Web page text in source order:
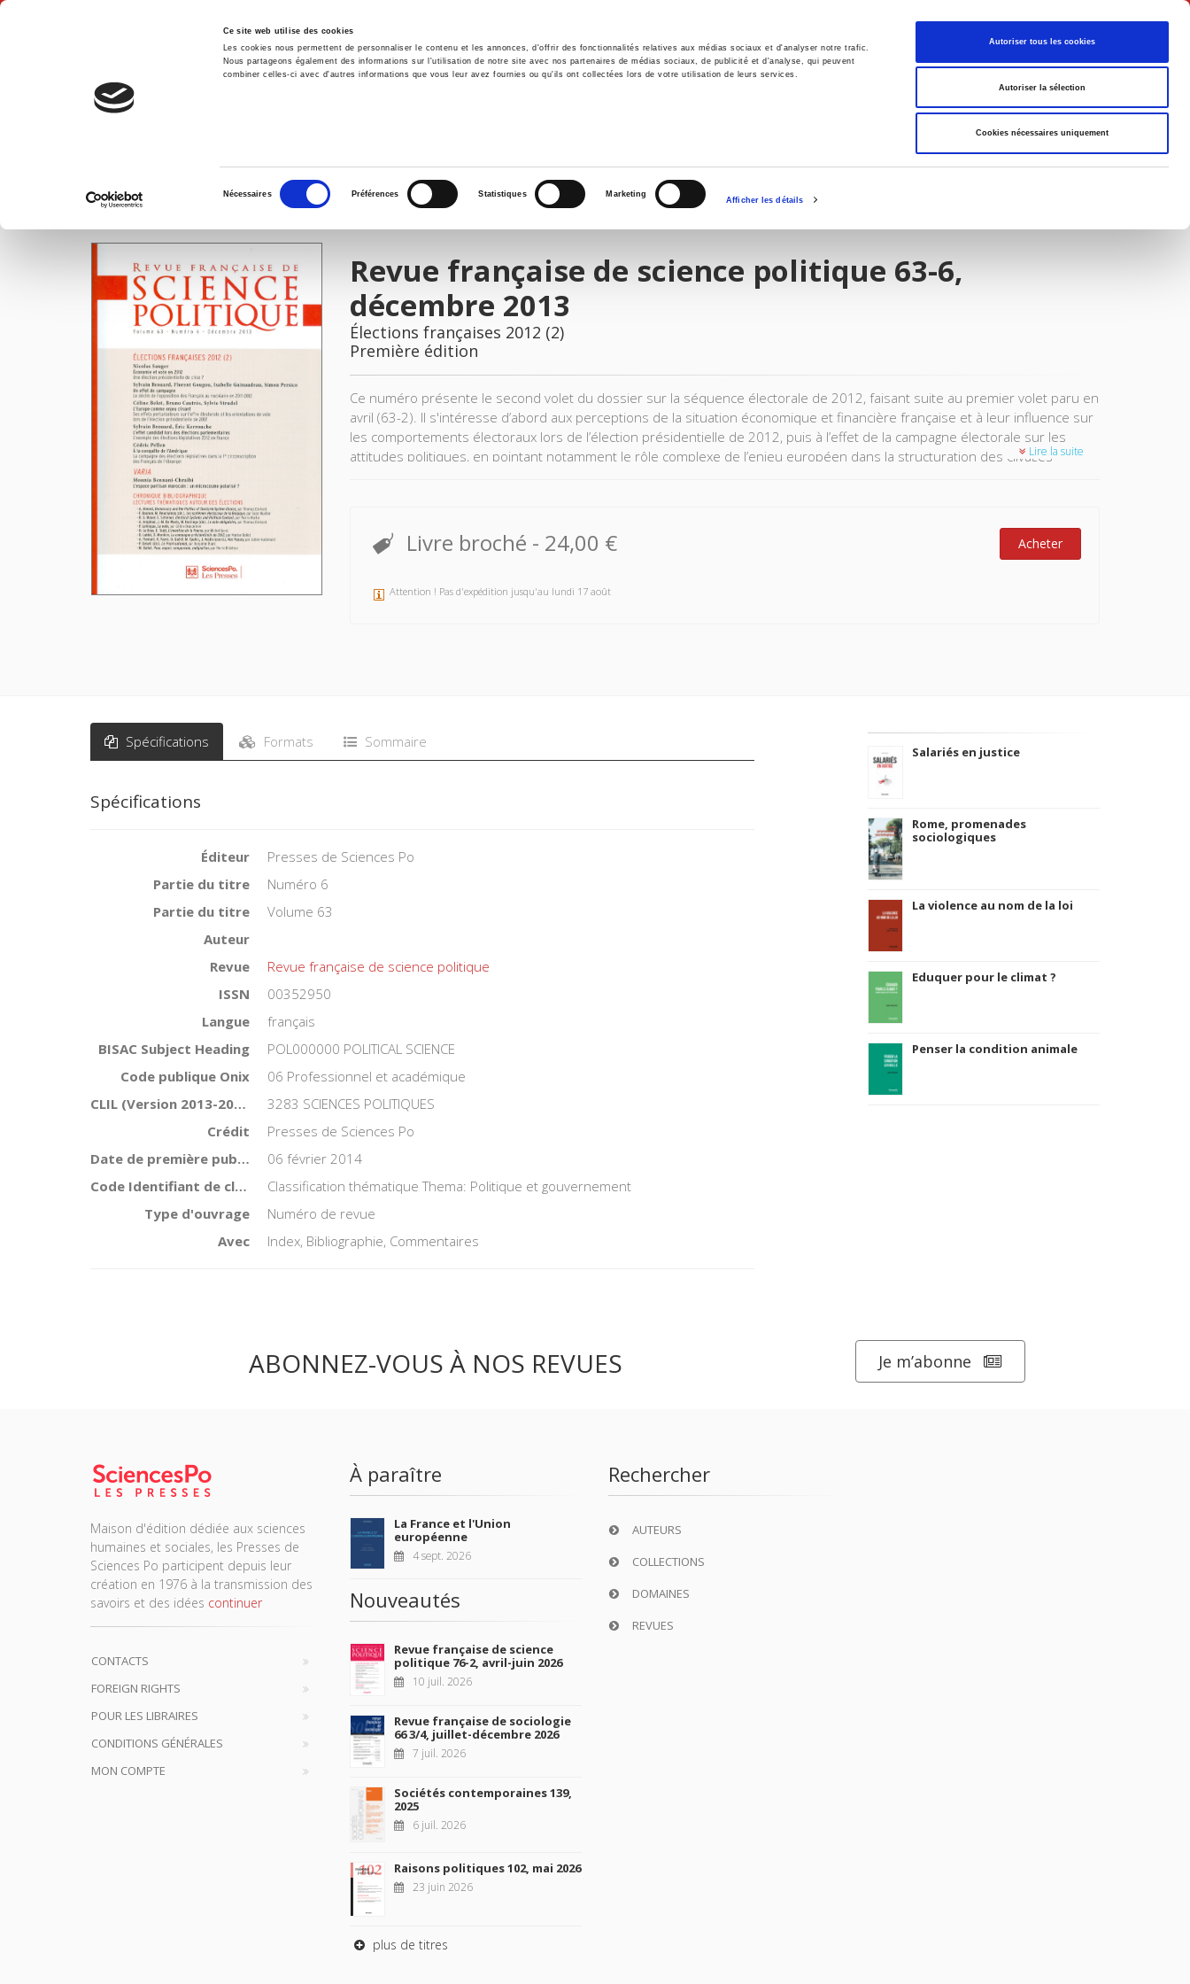
Ce site web utilise des cookies
Les cookies nous permettent de personnaliser le contenu et les annonces, d'offrir des fonctionnalités relatives aux médias sociaux et d'analyser notre trafic.
Nous partageons également des informations sur l'utilisation de notre site avec nos partenaires de médias sociaux, de publicité et d'analyse, qui peuvent
combiner celles-ci avec d'autres informations que vous leur avez fournies ou qu'ils ont collectées lors de votre utilisation de leurs services.
consentement
Nécessaires Préférences Statistiques Marketing
Afficher les détails
Autoriser tous les cookies
Autoriser la sélection
Cookies nécessaires uniquement
Français
Accueil Environnement Histoire International
IMAGES
Revue française de science politique 63-6,
décembre 2013
Élections françaises 2012 (2)
Première édition
Ce numéro présente le second volet du dossier sur la séquence électorale de 2012, faisant suite au premier volet paru en
avril (63-2). Il s'intéresse d’abord aux perceptions de la situation économique et financière française et à leur influence sur
les comportements électoraux lors de l’élection présidentielle de 2012, puis à l’effet de la campagne électorale sur les
attitudes politiques, en pointant notamment le rôle complexe de l’enjeu européen dans la structuration des clivages
Chronique bibliographique accorde une place de choix aux questions électorales.
Lire la suite
Livre broché - 24,00 € Acheter
Attention ! Pas d'expédition jusqu'au lundi 17 août
Spécifications Formats Sommaire
Spécifications
Éditeur
Presses de Sciences Po
Partie du titre
Numéro 6
Partie du titre
Volume 63
Auteur
Revue
Revue française de science politique
ISSN
00352950
Langue
français
BISAC Subject Heading
POL000000 POLITICAL SCIENCE
Code publique Onix
06 Professionnel et académique
CLIL (Version 2013-2019 )
3283 SCIENCES POLITIQUES
Crédit
Presses de Sciences Po
Date de première publication du titre
06 février 2014
Code Identifiant de classement sujet
Classification thématique Thema: Politique et gouvernement
Type d'ouvrage
Numéro de revue
Avec
Index, Bibliographie, Commentaires
Salariés en justice
Rome, promenades
sociologiques
La violence au nom de la loi
Eduquer pour le climat ?
Penser la condition animale
ABONNEZ-VOUS À NOS REVUES Je m’abonne
Maison d'édition dédiée aux sciences
humaines et sociales, les Presses de
Sciences Po participent depuis leur
création en 1976 à la transmission des
savoirs et des idées continuer
CONTACTS
FOREIGN RIGHTS
POUR LES LIBRAIRES
CONDITIONS GÉNÉRALES
MON COMPTE
À paraître
La France et l'Union
européenne
4 sept. 2026
Nouveautés
Revue française de science
politique 76-2, avril-juin 2026
10 juil. 2026
Revue française de sociologie
66 3/4, juillet-décembre 2026
7 juil. 2026
Sociétés contemporaines 139,
2025
6 juil. 2026
Raisons politiques 102, mai 2026
23 juin 2026
plus de titres
Rechercher
AUTEURS
COLLECTIONS
DOMAINES
REVUES